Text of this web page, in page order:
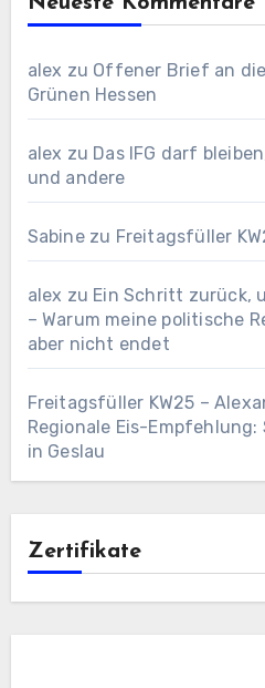
alex zu Offener Brief an
Grünen Hessen
alex zu Das IFG darf
und andere
Sabinezu Freitagsfüller
alex zu Ein Schritt zurück,
– Warum meine politische
aber nicht endet
Freitagsfüller KW25 –
Regionale Eis-
in Geslau
Zertifikate